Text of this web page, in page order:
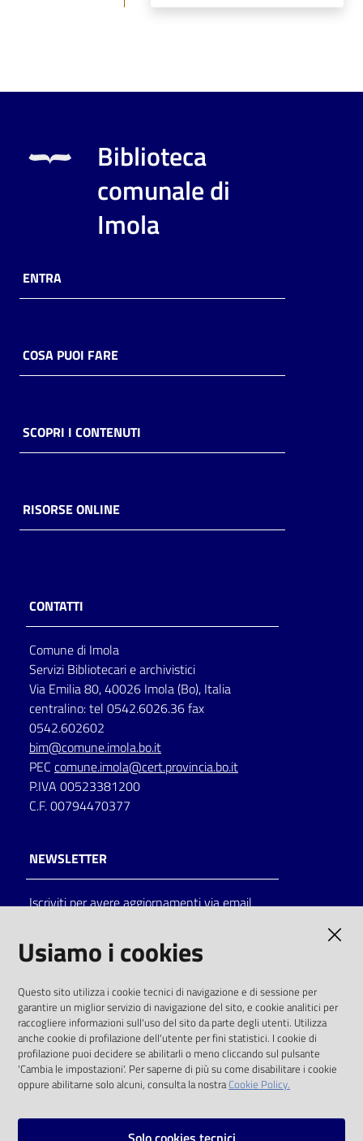
Biblioteca
comunale di
Imola
ENTRA
COSA PUOI FARE
SCOPRI I CONTENUTI
RISORSE ONLINE
CONTATTI
Comune di Imola
Servizi Bibliotecari e archivistici
Via Emilia 80, 40026 Imola (Bo), Italia
centralino: tel 0542.6026.36 fax
0542.602602
bim@comune.imola.bo.it
PEC comune.imola@cert.provincia.bo.it
P.IVA 00523381200
C.F. 00794470377
NEWSLETTER
Iscriviti per avere aggiornamenti via email
solo alle condizioni previste dalla direttiva
comunitaria 2003/98/CE e dal d.lgs. 36/2006
SOCIAL
Instagram
Usiamo i cookies
Questo sito utilizza i cookie tecnici di navigazione e di sessione per
garantire un miglior servizio di navigazione del sito, e cookie analitici per
raccogliere informazioni sull'uso del sito da parte degli utenti. Utilizza
anche cookie di profilazione dell'utente per fini statistici. I cookie di
profilazione puoi decidere se abilitarli o meno cliccando sul pulsante
'Cambia le impostazioni'. Per saperne di più su come disabilitare i cookie
oppure abilitarne solo alcuni, consulta la nostraCookie Policy.